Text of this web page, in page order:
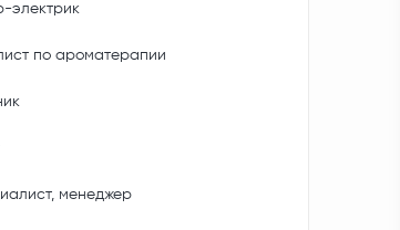
электрик
по ароматерапии
менеджер